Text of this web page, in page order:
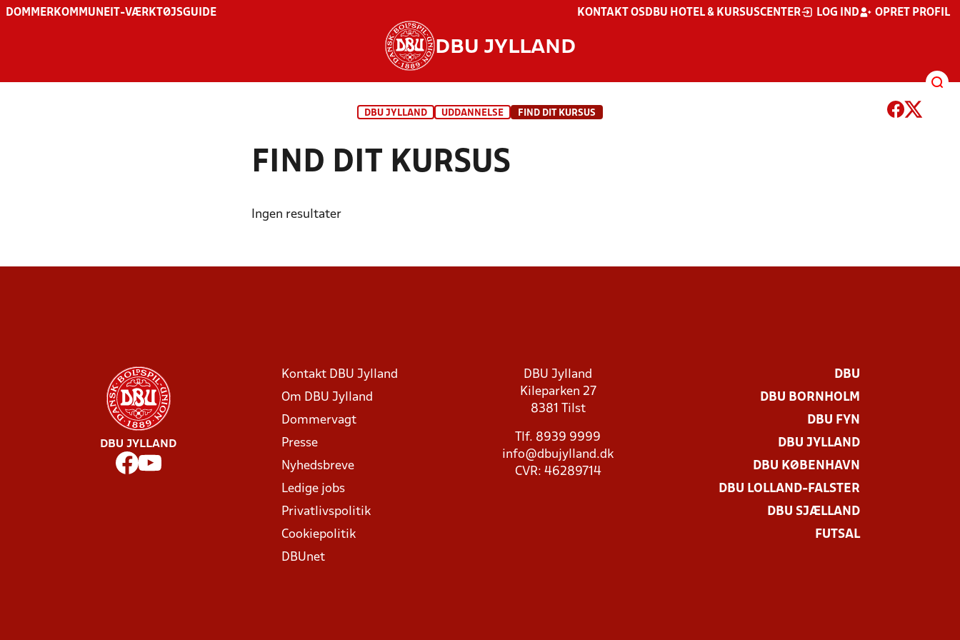
DOMMER KOMMUNE IT-VÆRKTØJSGUIDE KONTAKT OS DBU HOTEL & KURSUSCENTER LOG IND OPRET PROFIL
DBU JYLLAND
DBU JYLLAND UDDANNELSE FIND DIT KURSUS
FIND DIT KURSUS
Ingen resultater
DBU JYLLAND
Kontakt DBU Jylland
Om DBU Jylland
Dommervagt
Presse
Nyhedsbreve
Ledige jobs
Privatlivspolitik
Cookiepolitik
DBUnet
DBU Jylland
Kileparken 27
8381 Tilst
Tlf. 8939 9999
info@dbujylland.dk
CVR: 46289714
DBU
DBU BORNHOLM
DBU FYN
DBU JYLLAND
DBU KØBENHAVN
DBU LOLLAND-FALSTER
DBU SJÆLLAND
FUTSAL